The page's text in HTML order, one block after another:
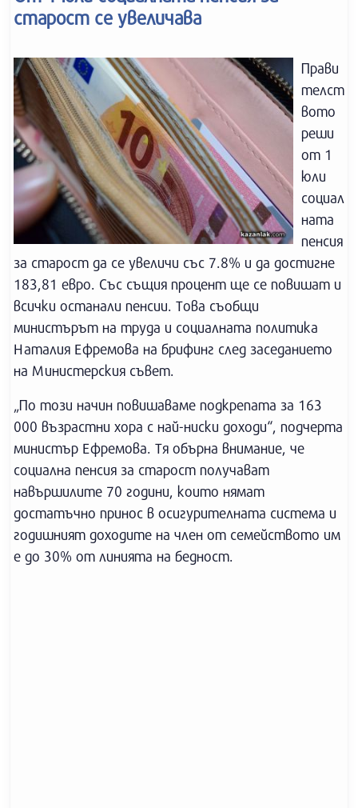
старост се увеличава
Прави
телст
вото
реши
от 1
юли
социал
ната
пенсия
за старост да се увеличи със 7.8% и да достигне
183,81 евро. Със същия процент ще се повишат и
всички останали пенсии. Това съобщи
министърът на труда и социалната политика
Наталия Ефремова на брифинг след заседанието
на Министерския съвет.
„По този начин повишаваме подкрепата за 163
000 възрастни хора с най-ниски доходи“, подчерта
министър Ефремова. Тя обърна внимание, че
социална пенсия за старост получават
навършилите 70 години, които нямат
достатъчно принос в осигурителната система и
годишният доходите на член от семейството им
е до 30% от линията на бедност.